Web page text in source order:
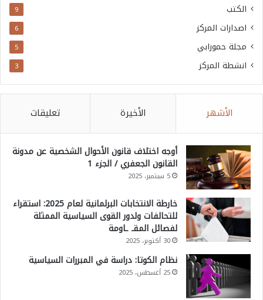
الكتب 9
اصدارات المركز 6
مجلة حمورابي 5
انشطة المركز 3
الأشهر الأخيرة تعليقات
أوجه اختلاف قانون الأحوال الشخصية عن مدونة
القانون الجعفري / الجزء 1
5 سبتمبر، 2025
خارطة الانتخابات البرلمانية لعام 2025: استقراء
للتحالفات ولدور القوى السياسية الممثلة
لفصائل المقـ ـاومة
30 أكتوبر، 2025
نظام الكوتا: دراسة في المبررات السياسية
25 أغسطس، 2025